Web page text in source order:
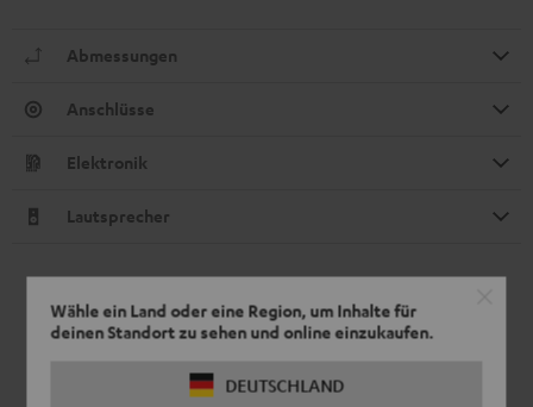
Wähle ein Land oder eine Region, um Inhalte für
deinen Standort zu sehen und online einzukaufen.
DEUTSCHLAND
Abmessungen
Anschlüsse
Elektronik
Lautsprecher